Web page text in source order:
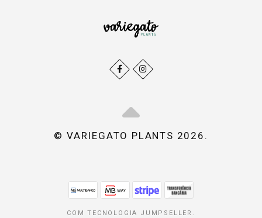
© VARIEGATO PLANTS 2026.
COM TECNOLOGIA JUMPSELLER .